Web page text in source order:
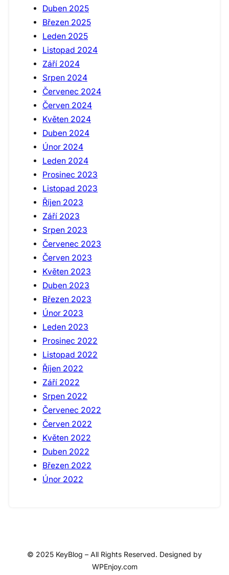
Duben 2025
Březen 2025
Leden 2025
Listopad 2024
Září 2024
Srpen 2024
Červenec 2024
Červen 2024
Květen 2024
Duben 2024
Únor 2024
Leden 2024
Prosinec 2023
Listopad 2023
Říjen 2023
Září 2023
Srpen 2023
Červenec 2023
Červen 2023
Květen 2023
Duben 2023
Březen 2023
Únor 2023
Leden 2023
Prosinec 2022
Listopad 2022
Říjen 2022
Září 2022
Srpen 2022
Červenec 2022
Červen 2022
Květen 2022
Duben 2022
Březen 2022
Únor 2022
© 2025 KeyBlog – All Rights Reserved. Designed by
WPEnjoy.com